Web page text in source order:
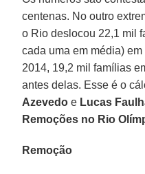
centenas. No outro
o Rio deslocou 22,1 mil
cada uma em média)
2014, 19,2 mil famílias
antes delas. Esse é o
Azevedo e Lucas
Remoções no Rio
Remoção